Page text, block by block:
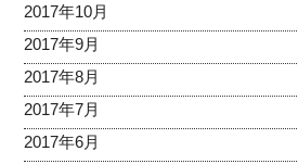
2017年10月
2017年9月
2017年8月
2017年7月
2017年6月